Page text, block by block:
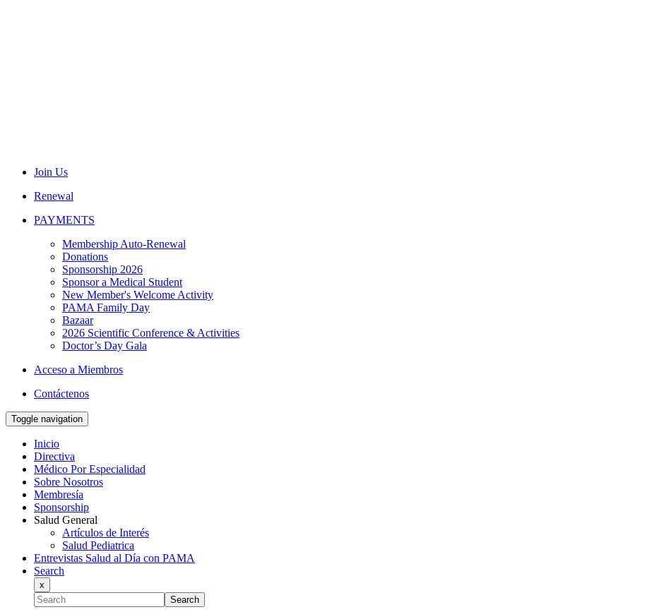
Join Us
Renewal
PAYMENTS
Membership Auto-Renewal
Donations
Sponsorship 2026
Sponsor a Medical Student
New Member's Welcome Activity
PAMA Family Day
Bazaar
2026 Scientific Conference & Activities
Doctor’s Day Gala
Acceso a Miembros
Contáctenos
Toggle navigation
Inicio
Directiva
Médico Por Especialidad
Sobre Nosotros
Membresía
Sponsorship
Salud General
Artículos de Interés
Salud Pediatrica
Entrevistas Salud al Día con PAMA
Search
x
Search